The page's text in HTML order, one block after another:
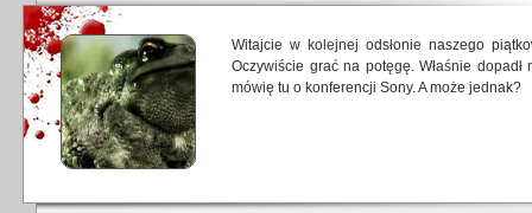
Witajcie w kolejnej odsłonie naszego
Oczywiście grać na potęgę. Właśnie
mówię tu o konferencji Sony. A może jednak?